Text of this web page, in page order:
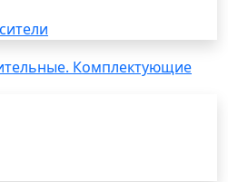
Комплектующие